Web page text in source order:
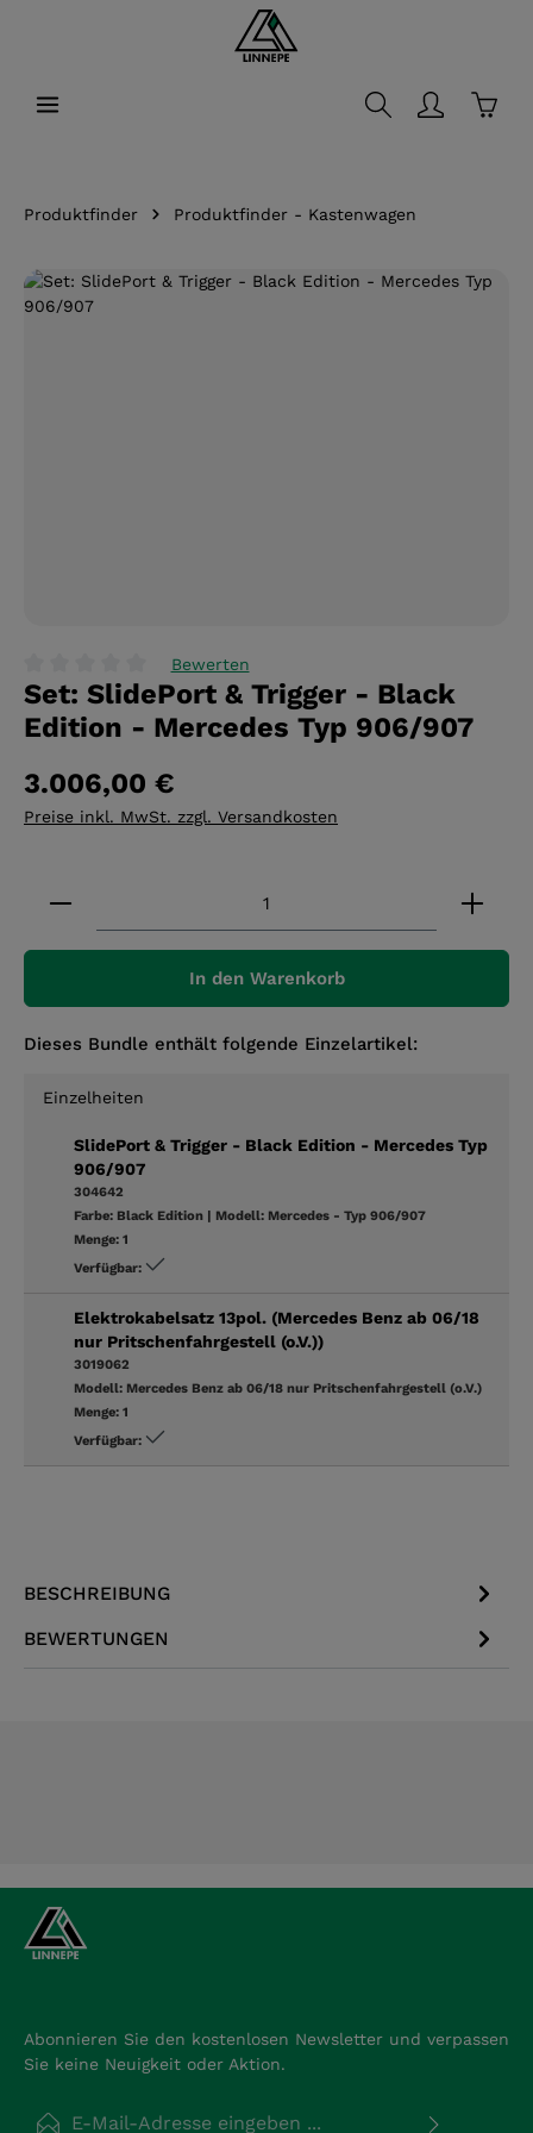
Produktfinder Produktfinder - Kastenwagen
Bildergalerie überspringen
Durchschnittliche Bewertung von 0 von 5 Sternen
Bewerten
Set: SlidePort & Trigger - Black
Edition - Mercedes Typ 906/907
3.006,00 €
Preise inkl. MwSt. zzgl. Versandkosten
Produkt Anzahl: Gib den gewünschten Wert
In den Warenkorb
Dieses Bundle enthält folgende Einzelartikel:
Einzelheiten
SlidePort & Trigger - Black Edition - Mercedes Typ
906/907
304642
Farbe: Black Edition | Modell: Mercedes - Typ 906/907
Menge: 1
Verfügbar:
Elektrokabelsatz 13pol. (Mercedes Benz ab 06/18
nur Pritschenfahrgestell (o.V.))
3019062
Modell: Mercedes Benz ab 06/18 nur Pritschenfahrgestell (o.V.)
Menge: 1
Verfügbar:
BESCHREIBUNG
BEWERTUNGEN
Abonnieren Sie den kostenlosen Newsletter und verpassen
Sie keine Neuigkeit oder Aktion.